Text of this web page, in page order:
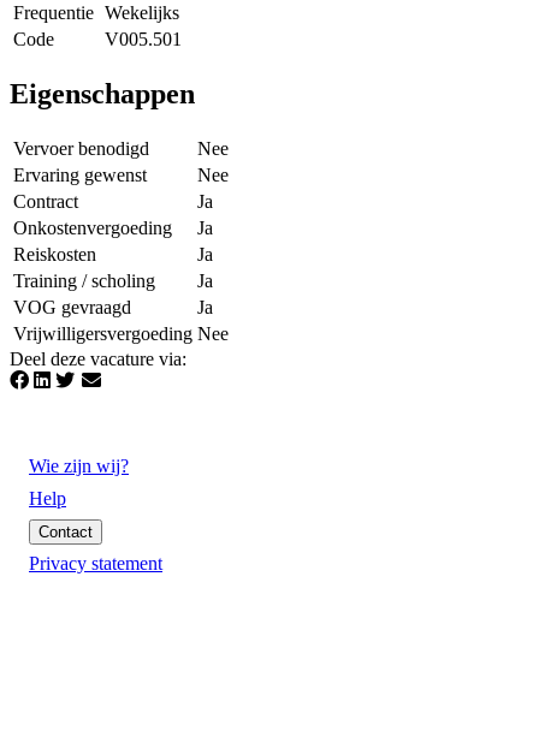
Frequentie Wekelijks
Code
V005.501
Eigenschappen
Vervoer benodigd
Nee
Ervaring gewenst
Nee
Contract
Ja
Onkostenvergoeding
Ja
Reiskosten
Ja
Training / scholing
Ja
VOG gevraagd
Ja
Vrijwilligersvergoeding Nee
Deel deze vacature via:
Wie zijn wij?
Help
Contact
Privacy statement